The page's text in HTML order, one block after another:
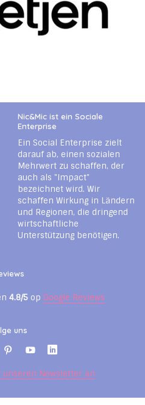
Nic&Mic ist ein Sociale
Enterprise
Ein Social Enterprise zielt
darauf ab, einen sozialen
Mehrwert zu schaffen, der
auch als "Impact"
bezeichnet wird. Wir
schaffen Wirkung in Ländern
und Regionen, die dringend
wirtschaftliche
Unterstützung benötigen.
4.8/5 op Google Reviews
uns
unseren Newsletter an